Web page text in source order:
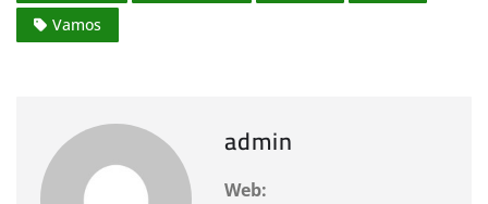
Vamos
admin
Web: